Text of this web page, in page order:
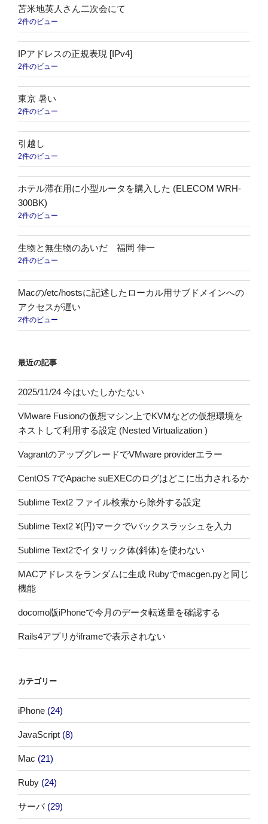
苫米地英人さん二次会にて
2件のビュー
IPアドレスの正規表現 [IPv4]
2件のビュー
東京 暑い
2件のビュー
引越し
2件のビュー
ホテル滞在用に小型ルータを購入した (ELECOM WRH-
300BK)
2件のビュー
生物と無生物のあいだ 福岡 伸一
2件のビュー
Macの/etc/hostsに記述したローカル用サブドメインへの
アクセスが遅い
2件のビュー
最近の記事
2025/11/24 今はいたしかたない
VMware Fusionの仮想マシン上でKVMなどの仮想環境を
ネストして利用する設定 (Nested Virtualization )
VagrantのアップグレードでVMware providerエラー
CentOS 7でApache suEXECのログはどこに出力されるか
Sublime Text2 ファイル検索から除外する設定
Sublime Text2 ¥(円)マークで\バックスラッシュを入力
Sublime Text2でイタリック体(斜体)を使わない
MACアドレスをランダムに生成 Rubyでmacgen.pyと同じ
機能
docomo版iPhoneで今月のデータ転送量を確認する
Rails4アプリがiframeで表示されない
カテゴリー
iPhone (24)
JavaScript (8)
Mac (21)
Ruby (24)
サーバ(29)